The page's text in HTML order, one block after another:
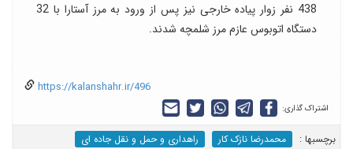
438 نفر زوار پیاده خارجی نیز پس از ورود به مرز آستارا با 32
دستگاه اتوبوس عازم مرز شلمچه شدند.
https://kalanshahr.ir/496
اشتراک گذاری:
برچسب‎ها : محمدرضا نازک کار
راهداری و حمل و نقل جاده ای